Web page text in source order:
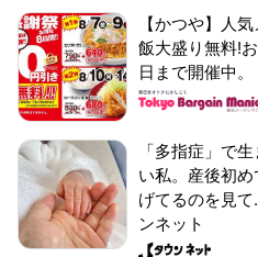
【かつや】人
飯大盛り無料!
日まで開催中。
「多指症」で
い私。産後初
げてるのを見
ンネット